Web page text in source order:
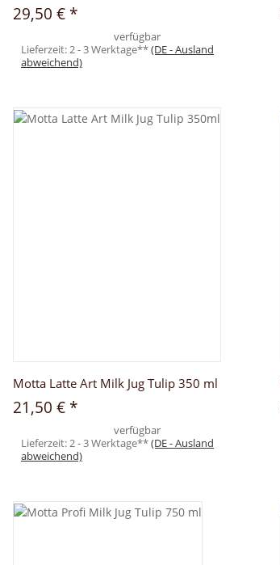
29,50 € *
verfügbar
Lieferzeit:2 - 3 Werktage**(DE - Ausland
abweichend)
Motta Latte Art Milk Jug Tulip 350 ml
21,50 € *
verfügbar
Lieferzeit:2 - 3 Werktage**(DE - Ausland
abweichend)